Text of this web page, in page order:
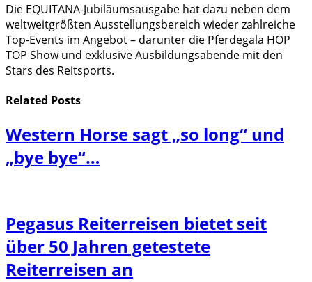
Die EQUITANA-Jubiläumsausgabe hat dazu neben dem
weltweitgrößten Ausstellungsbereich wieder zahlreiche
Top-Events im Angebot – darunter die Pferdegala HOP
TOP Show und exklusive Ausbildungsabende mit den
Stars des Reitsports.
Related Posts
Western Horse sagt „so long“ und
„bye bye“…
Pegasus Reiterreisen bietet seit
über 50 Jahren getestete
Reiterreisen an